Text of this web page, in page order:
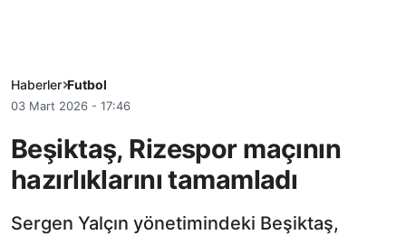
Haberler Futbol
03 Mart 2026 - 17:46
Beşiktaş, Rizespor maçının
hazırlıklarını tamamladı
Sergen Yalçın yönetimindeki Beşiktaş,